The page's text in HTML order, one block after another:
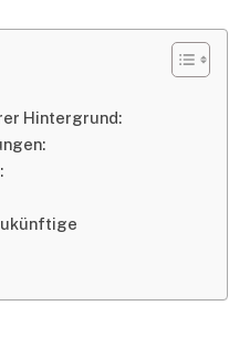
Hintergrund: